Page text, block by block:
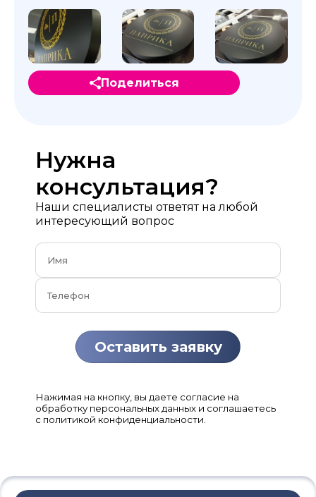
Поделиться
Нужна
консультация?
Наши специалисты ответят на любой
интересующий вопрос
Нажимая на кнопку, вы даете согласие на
обработку персональных данных и соглашаетесь
с политикой конфиденциальности.